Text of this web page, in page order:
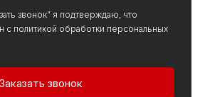
звонок” я подтверждаю, что
с политикой обработки персональных
Заказать звонок